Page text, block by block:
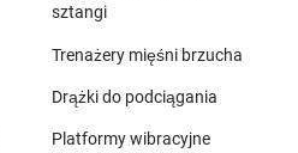
sztangi
Trenażery mięśni brzucha
Drążki do podciągania
Platformy wibracyjne